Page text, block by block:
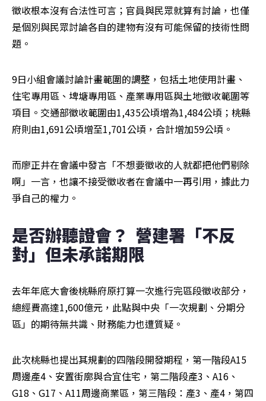
徵收根本沒有合法性可言；官員與民眾就算有討論，也僅
是個別與民眾討論各自的建物有沒有可能保留的技術性問
題。
9日小組會議討論計畫範圍的調整，包括土地使用計畫、
住宅專用區、埤塘專用區、產業專用區與土地徵收範圍等
項目。交通部徵收範圍由1,435公頃增為1,484公頃；桃縣
府則由1,691公頃增至1,701公頃，合計增加59公頃。
而廖正井在會議中發言「不想要徵收的人就都把他們剔除
啊」一言，也讓不接受徵收者在會議中一再引用，據此力
爭自己的權力。
是否辦聽證會？  營建署「不反
對」但未承諾期限
去年年底大會後桃縣府原打算一次進行完區段徵收部分，
總經費高達1,600億元，此點與中央「一次規劃、分期分
區」的期待無共識、財務能力也遭質疑。
此次桃縣也提出其規劃的四階段開發期程，第一階段A15
周邊產4、安置街廓與合宜住宅，第二階段產3、A16、
G18、G17、A11周邊商業區，第三階段：產3、產4，第四